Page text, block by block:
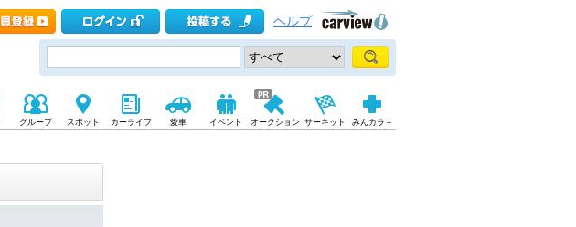
ヘルプ
グループ スポット カーライフ 愛車 イベント オークション サーキット みんカラ＋